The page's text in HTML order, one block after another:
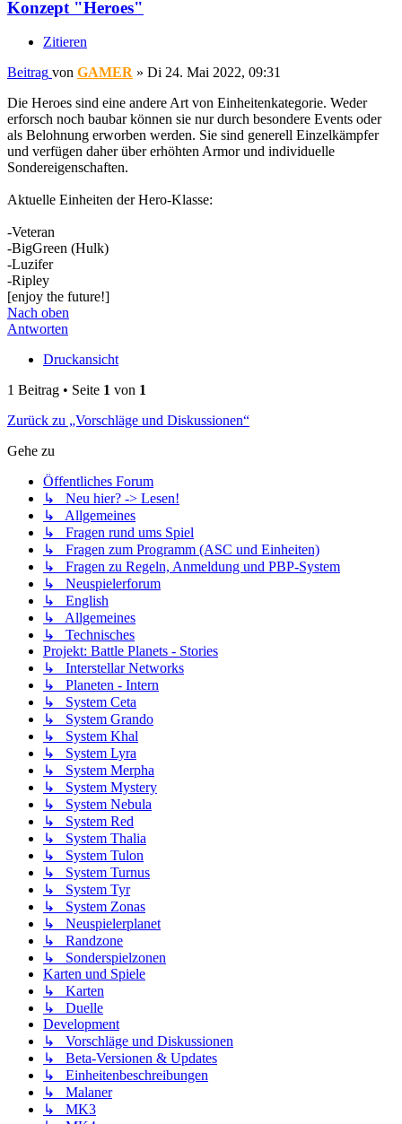
Konzept "Heroes"
Zitieren
Beitrag von GAMER » Di 24. Mai 2022, 09:31
Die Heroes sind eine andere Art von Einheitenkategorie. Weder
erforsch noch baubar können sie nur durch besondere Events oder
als Belohnung erworben werden. Sie sind generell Einzelkämpfer
und verfügen daher über erhöhten Armor und individuelle
Sondereigenschaften.
Aktuelle Einheiten der Hero-Klasse:
-Veteran
-BigGreen (Hulk)
-Luzifer
-Ripley
[enjoy the future!]
Nach oben
Antworten
Druckansicht
1 Beitrag • Seite 1 von 1
Zurück zu „Vorschläge und Diskussionen“
Gehe zu
Öffentliches Forum
↳ Neu hier? -> Lesen!
↳ Allgemeines
↳ Fragen rund ums Spiel
↳ Fragen zum Programm (ASC und Einheiten)
↳ Fragen zu Regeln, Anmeldung und PBP-System
↳ Neuspielerforum
↳ English
↳ Allgemeines
↳ Technisches
Projekt: Battle Planets - Stories
↳ Interstellar Networks
↳ Planeten - Intern
↳ System Ceta
↳ System Grando
↳ System Khal
↳ System Lyra
↳ System Merpha
↳ System Mystery
↳ System Nebula
↳ System Red
↳ System Thalia
↳ System Tulon
↳ System Turnus
↳ System Tyr
↳ System Zonas
↳ Neuspielerplanet
↳ Randzone
↳ Sonderspielzonen
Karten und Spiele
↳ Karten
↳ Duelle
Development
↳ Vorschläge und Diskussionen
↳ Beta-Versionen & Updates
↳ Einheitenbeschreibungen
↳ Malaner
↳ MK3